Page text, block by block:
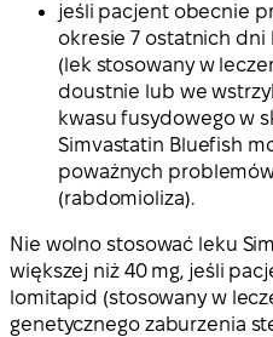
jeśli pacjent obecnie
okresie 7 ostatnich dni
(lek stosowany w
doustnie lub we
kwasu fusydowego w
Simvastatin Bluefish
poważnych
(rabdomioliza).
Nie wolno stosować leku
większej niż 40 mg, jeśli
lomitapid (stosowany w
genetycznego zaburzenia